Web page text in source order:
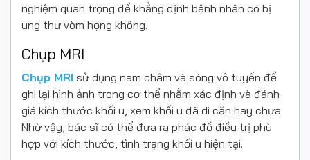
nghiệm quan trọng để khẳng định bệnh nhân có bị
ung thư vòm họng không.
Chụp MRI
Chụp MRI sử dụng nam châm và sóng vô tuyến để
ghi lại hình ảnh trong cơ thể nhằm xác định và đánh
giá kích thước khối u, xem khối u đã di căn hay chưa.
Nhờ vậy, bác sĩ có thể đưa ra phác đồ điều trị phù
hợp với kích thước, tình trạng khối u hiện tại.